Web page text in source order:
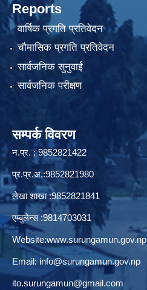
Reports
वार्षिक प्रगति प्रतिवेदन
चौमासिक प्रगति प्रतिवेदन
सार्वजनिक सुनुवाई
सार्वजनिक परीक्षण
सम्पर्क विवरण
न.प्र. : 9852821422
प्र.प्र.अ.:9852821980
लेखा शाखा :9852821841
एम्बुलेन्स :9814703031
Website:www.surungamun.gov.np
Email: info@surungamun.gov.np
ito.surungamun@gmail.com